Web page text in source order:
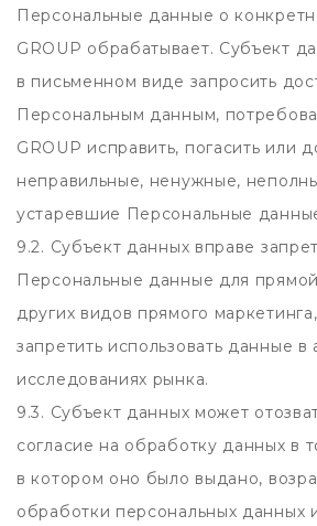
Персональные данные о
GROUP обрабатывает. Субъект
в письменном виде запросить
Персональным данным,
GROUP исправить, погасить или
неправильные, ненужные,
устаревшие Персональные
9.2. Субъект данных вправе
Персональные данные для
других видов прямого
запретить использовать данные в
исследованиях рынка.
9.3. Субъект данных может
согласие на обработку данных в
в котором оно было выдано,
обработки персональных данных